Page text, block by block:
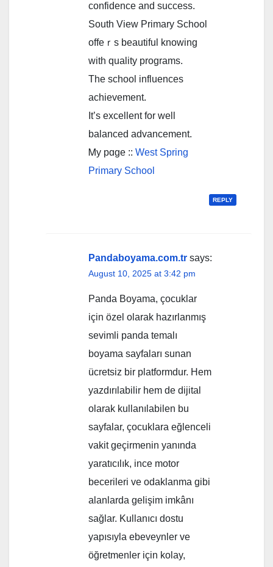
confidence аnd success.
South View Primary School
offeｒs beautiful knowing
ᴡith quality programs.
Thе school influences
achievement.
It’s excellent fоr wеll
balanced advancement.
Ꮇy pɑgе :: West Spring
Primary School
REPLY
Pandaboyama.com.tr says:
August 10, 2025 at 3:42 pm
Panda Boyama, çocuklar
için özel olarak hazırlanmış
sevimli panda temalı
boyama sayfaları sunan
ücretsiz bir platformdur. Hem
yazdırılabilir hem de dijital
olarak kullanılabilen bu
sayfalar, çocuklara eğlenceli
vakit geçirmenin yanında
yaratıcılık, ince motor
becerileri ve odaklanma gibi
alanlarda gelişim imkânı
sağlar. Kullanıcı dostu
yapısıyla ebeveynler ve
öğretmenler için kolay,